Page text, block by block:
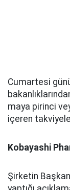
Cumartesi
maya pirinci
içeren
Kobayashi
Şirketin